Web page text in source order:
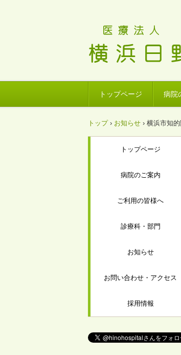
トップページ 病院
トップ › お知らせ › 横浜市知
トップページ
病院のご案内
ご利用の皆様へ
診療科・部門
お知らせ
お問い合わせ・アクセス
採用情報